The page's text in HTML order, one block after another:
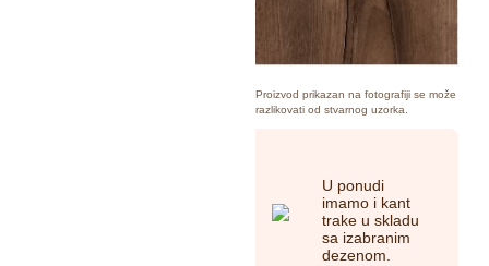
Proizvod prikazan na fotografiji se može
razlikovati od stvarnog uzorka.
U ponudi
imamo i kant
trake u skladu
sa izabranim
dezenom.